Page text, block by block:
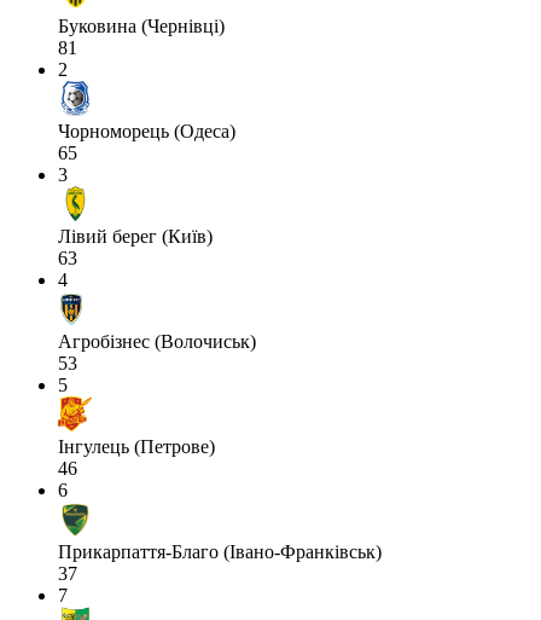
Буковина (Чернівці)
81
2
Чорноморець (Одеса)
65
3
Лівий берег (Київ)
63
4
Агробізнес (Волочиськ)
53
5
Інгулець (Петрове)
46
6
Прикарпаття-Благо (Івано-Франківськ)
37
7